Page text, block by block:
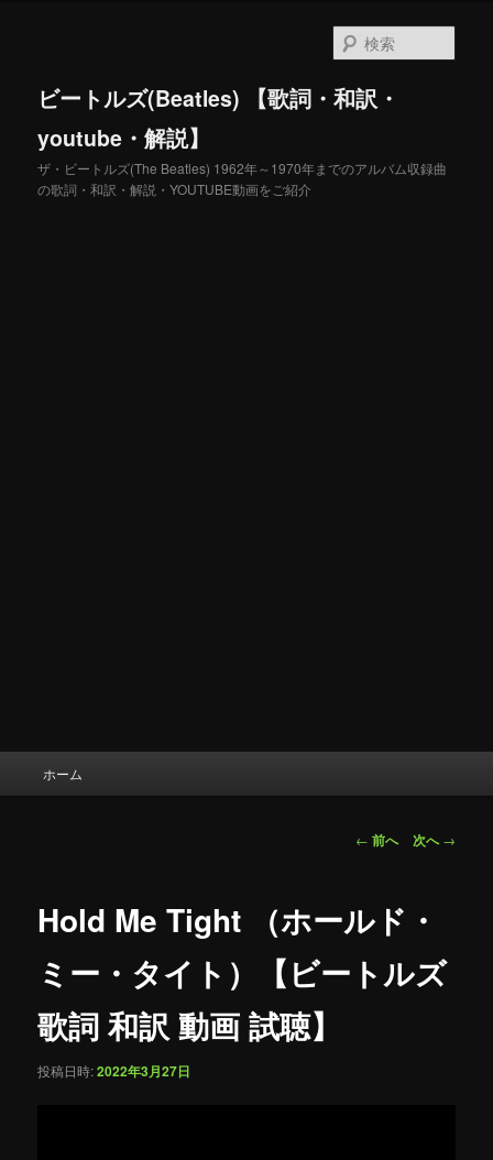
ビートルズ(Beatles) 【歌詞・和訳・
youtube・解説】
ザ・ビートルズ(The Beatles) 1962年～1970年までのアルバム収録曲
の歌詞・和訳・解説・YOUTUBE動画をご紹介
索
ホーム
投
ビ
ゲ
シ
← 前へ 次へ→
Hold Me Tight （ホールド・
ミー・タイト）【ビートルズ
歌詞 和訳 動画 試聴】
投稿日時:2022年3月27日